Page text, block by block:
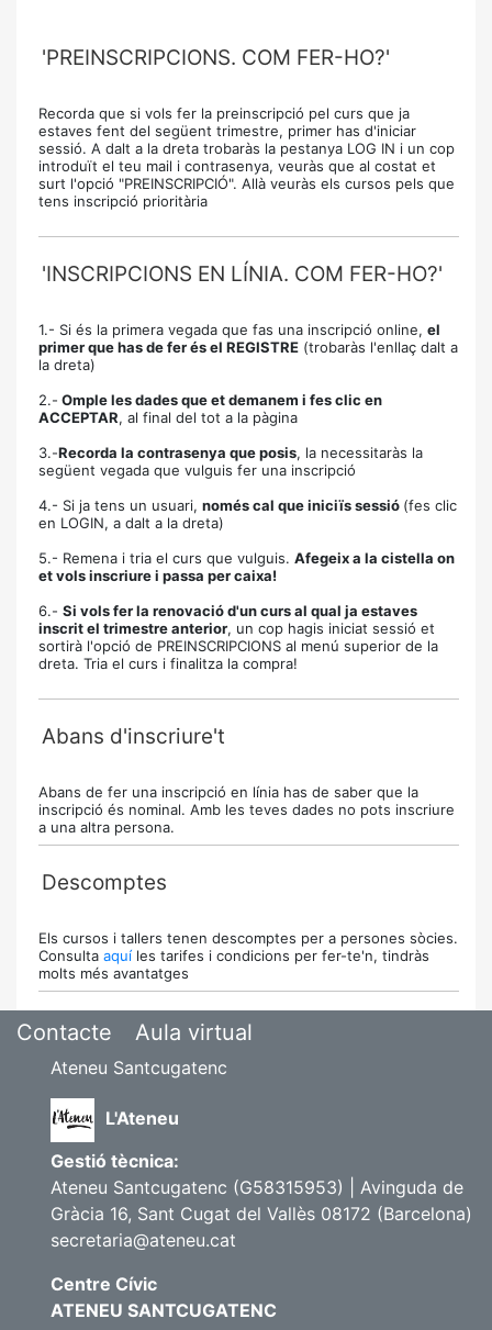
'PREINSCRIPCIONS. COM FER-HO?'
Recorda que si vols fer la preinscripció pel curs que ja
estaves fent del següent trimestre, primer has d'iniciar
sessió. A dalt a la dreta trobaràs la pestanya LOG IN i un cop
introduït el teu mail i contrasenya, veuràs que al costat et
surt l'opció "PREINSCRIPCIÓ". Allà veuràs els cursos pels que
tens inscripció prioritària
'INSCRIPCIONS EN LÍNIA. COM FER-HO?'
1.- Si és la primera vegada que fas una inscripció online, el
primer que has de fer és el REGISTRE (trobaràs l'enllaç dalt a
la dreta)
2.- Omple les dades que et demanem i fes clic en
ACCEPTAR, al final del tot a la pàgina
3.-Recorda la contrasenya que posis, la necessitaràs la
següent vegada que vulguis fer una inscripció
4.- Si ja tens un usuari, només cal que iniciïs sessió (fes clic
en LOGIN, a dalt a la dreta)
5.- Remena i tria el curs que vulguis. Afegeix a la cistella on
et vols inscriure i passa per caixa!
6.- Si vols fer la renovació d'un curs al qual ja estaves
inscrit el trimestre anterior, un cop hagis iniciat sessió et
sortirà l'opció de PREINSCRIPCIONS al menú superior de la
dreta. Tria el curs i finalitza la compra!
Abans d'inscriure't
Abans de fer una inscripció en línia has de saber que la
inscripció és nominal. Amb les teves dades no pots inscriure
a una altra persona.
Descomptes
Els cursos i tallers tenen descomptes per a persones sòcies.
Consulta aquí les tarifes i condicions per fer-te'n, tindràs
molts més avantatges
Contacte Aula virtual
Ateneu Santcugatenc
L'Ateneu
Gestió tècnica:
Ateneu Santcugatenc (G58315953) | Avinguda de
Gràcia 16, Sant Cugat del Vallès 08172 (Barcelona)
secretaria@ateneu.cat
Centre Cívic
ATENEU SANTCUGATENC